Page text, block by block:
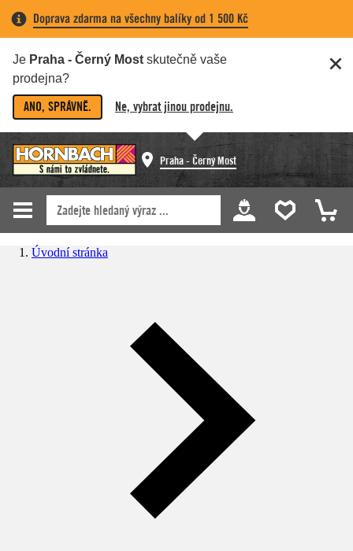
Doprava zdarma na všechny balíky od 1 500 Kč
Je Praha - Černý Most skutečně vaše
prodejna?
ANO, SPRÁVNĚ. Ne, vybrat jinou prodejnu.
Praha - Černý Most
Úvodní stránka